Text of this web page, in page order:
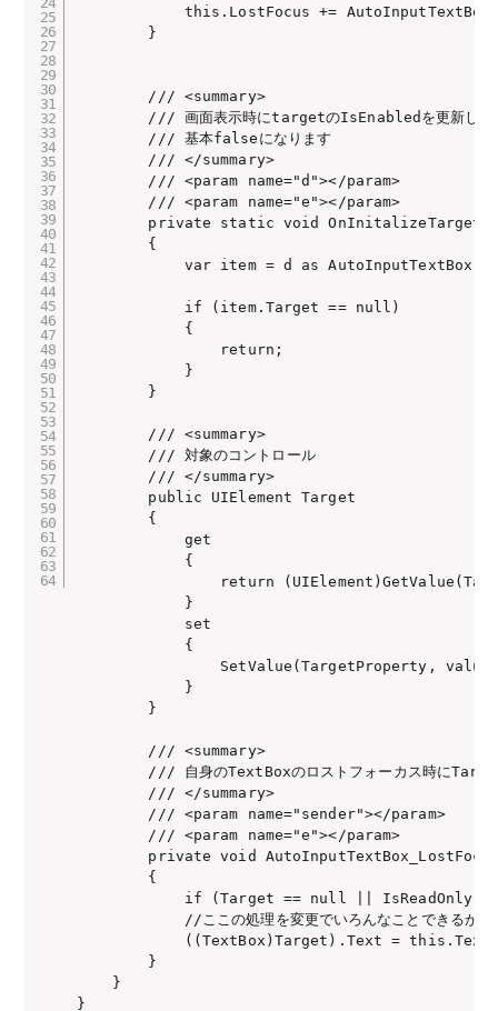
this.LostFocus +=
        }
        /// <summary>
/// 画面表示時にtargetのIsEnabledを更新しま
        /// 基本falseになります
        /// </summary>
        /// <param name="d"></param>
        /// <param name="e"></param>
private static void
        {
            var item = d as AutoInputTextBox;
            if (item.Target == null)
            {
                return;
            }
        }
        /// <summary>
        /// 対象のコントロール
        /// </summary>
        public UIElement Target
        {
            get
            {
return
            }
            set
            {
SetValue(TargetProperty,
            }
        }
        /// <summary>
/// 自身のTextBoxのロストフォーカス時に
        /// </summary>
        /// <param name="sender"></param>
        /// <param name="e"></param>
private void
        {
if (Target == null || IsReadOnly)
            //ここの処理を変更でいろんなことできるかも
((TextBox)Target).Text =
        }
    }